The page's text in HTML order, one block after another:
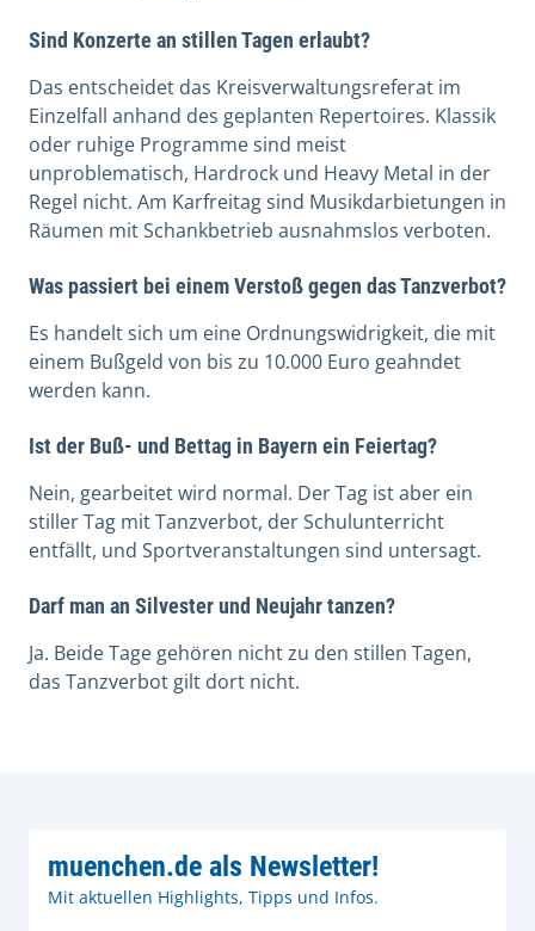
Sind Konzerte an stillen Tagen erlaubt?
Das entscheidet das Kreisverwaltungsreferat im
Einzelfall anhand des geplanten Repertoires. Klassik
oder ruhige Programme sind meist
unproblematisch, Hardrock und Heavy Metal in der
Regel nicht. Am Karfreitag sind Musikdarbietungen in
Räumen mit Schankbetrieb ausnahmslos verboten.
Was passiert bei einem Verstoß gegen das Tanzverbot?
Es handelt sich um eine Ordnungswidrigkeit, die mit
einem Bußgeld von bis zu 10.000 Euro geahndet
werden kann.
Ist der Buß- und Bettag in Bayern ein Feiertag?
Nein, gearbeitet wird normal. Der Tag ist aber ein
stiller Tag mit Tanzverbot, der Schulunterricht
entfällt, und Sportveranstaltungen sind untersagt.
Darf man an Silvester und Neujahr tanzen?
Ja. Beide Tage gehören nicht zu den stillen Tagen,
das Tanzverbot gilt dort nicht.
muenchen.de als Newsletter!
Mit aktuellen Highlights, Tipps und Infos.